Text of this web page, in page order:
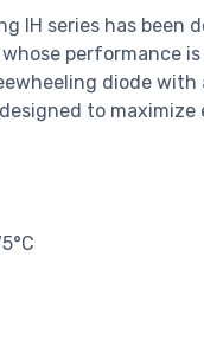
IH series has been
performance
diode with
to